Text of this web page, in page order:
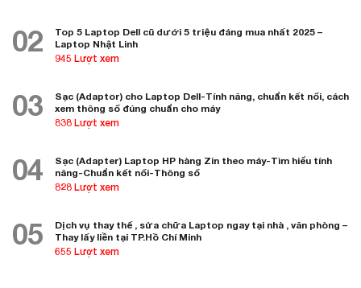
02
Top 5 Laptop Dell cũ dưới 5 triệu đáng mua nhất 2025 –
Laptop Nhật Linh
945 Lượt xem
03
Sạc (Adaptor) cho Laptop Dell-Tính năng, chuẩn kết nối, cách
xem thông số đúng chuẩn cho máy
838 Lượt xem
04
Sạc (Adapter) Laptop HP hàng Zin theo máy-Tìm hiểu tính
năng-Chuẩn kết nối-Thông số
828 Lượt xem
05
Dịch vụ thay thế , sửa chữa Laptop ngay tại nhà , văn phòng –
Thay lấy liền tại TP.Hồ Chí Minh
655 Lượt xem